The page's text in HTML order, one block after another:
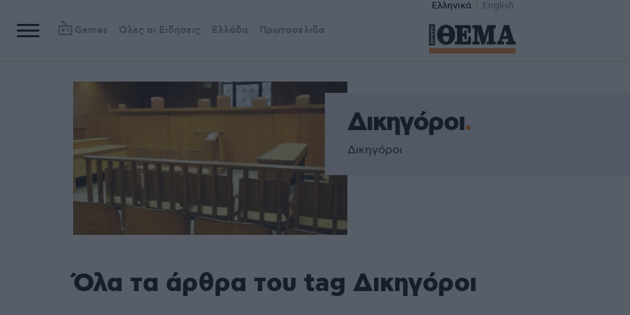
Ελληνικά English
Games Όλες οι Ειδήσεις Ελλάδα Πρωτοσέλιδα
Δικηγόροι
Δικηγόροι
Όλα τα άρθρα του tag Δικηγόροι